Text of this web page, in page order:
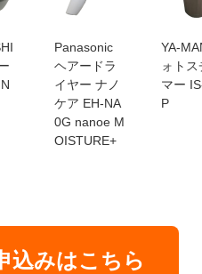
Panasonic
ヘアードラ
イヤー ナノ
ケア EH-NA
0G nanoe M
OISTURE+
YA-
ォトス
マー
P
込みはこちら